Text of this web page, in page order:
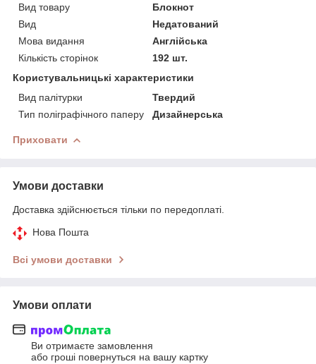
Вид товару
Блокнот
Вид
Недатований
Мова видання
Англійська
Кількість сторінок
192 шт.
Користувальницькі характеристики
Вид палітурки
Твердий
Тип поліграфічного паперу
Дизайнерська
Приховати
Умови доставки
Доставка здійснюється тільки по передоплаті.
Нова Пошта
Всі умови доставки
Умови оплати
Ви отримаєте замовлення
або гроші повернуться на вашу картку